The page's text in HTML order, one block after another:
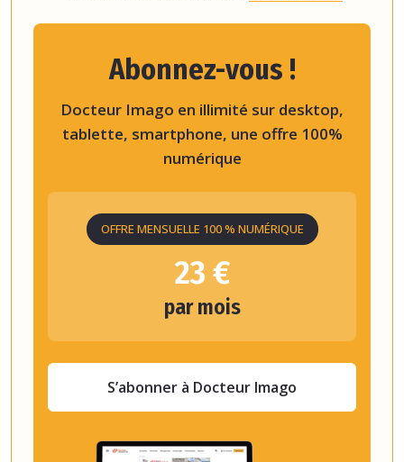
Abonnez-vous !
Docteur Imago en illimité sur desktop,
tablette, smartphone, une offre 100%
numérique
OFFRE MENSUELLE 100 % NUMÉRIQUE
23 €
par mois
S’abonner à Docteur Imago